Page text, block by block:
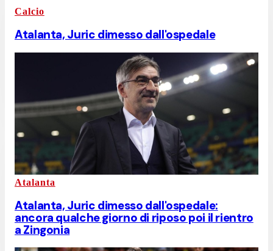
Calcio
Atalanta, Juric dimesso dall'ospedale
Atalanta
Atalanta, Juric dimesso dall'ospedale:
ancora qualche giorno di riposo poi il rientro
a Zingonia